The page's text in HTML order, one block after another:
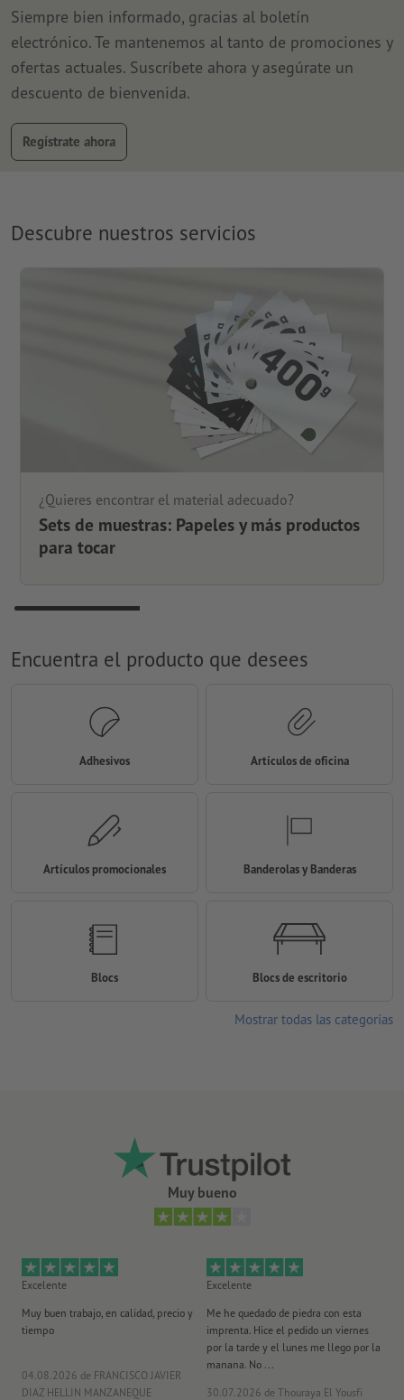
Siempre bien informado, gracias al boletín
electrónico. Te mantenemos al tanto de promociones y
ofertas actuales. Suscríbete ahora y asegúrate un
descuento de bienvenida.
Regístrate ahora
Descubre nuestros servicios
¿Quieres encontrar el material adecuado?
Sets de muestras: Papeles y más productos
para tocar
Muy bueno
Excelente
Muy buen trabajo, en calidad, precio y
tiempo
04.08.2026 de FRANCISCO JAVIER
DIAZ HELLIN MANZANEQUE
Excelente
Me he quedado de piedra con esta
imprenta. Hice el pedido un viernes
por la tarde y el lunes me llego por la
manana. No ...
30.07.2026 de Thouraya El Yousfi
Encuentra el producto que desees
Adhesivos Artículos de oficina
Artículos promocionales Banderolas y Banderas
Blocs Blocs de escritorio
Mostrar todas las categorías